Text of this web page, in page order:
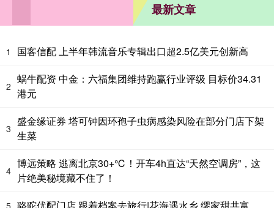
最新文章
1 国客信配 上半年韩流音乐专辑出口超2.5亿美元创新高
2
蜗牛配资 中金：六福集团维持跑赢行业评级 目标价34.31
港元
3
盛金缘证券 塔可钟因环孢子虫病感染风险在部分门店下架
生菜
4
博远策略 逃离北京30+℃！开车4h直达“天然空调房”，这
片绝美秘境藏不住了！
5